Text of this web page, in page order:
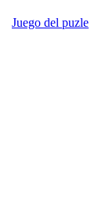
Juego del puzle